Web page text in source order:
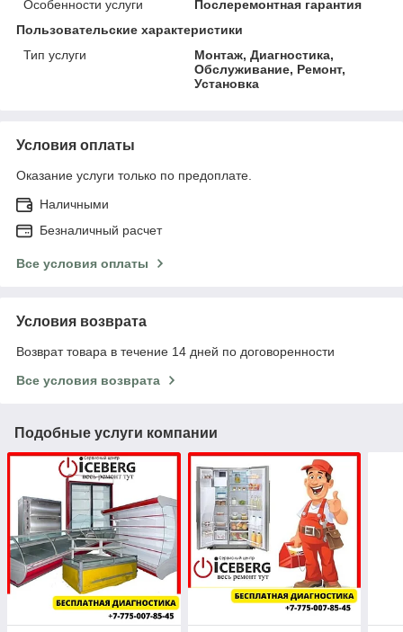
Особенности услуги
Послеремонтная гарантия
Пользовательские характеристики
Тип услуги
Монтаж, Диагностика,
Обслуживание, Ремонт,
Установка
Условия оплаты
Оказание услуги только по предоплате.
Наличными
Безналичный расчет
Все условия оплаты
Условия возврата
Возврат товара в течение 14 дней по договоренности
Все условия возврата
Подобные услуги компании